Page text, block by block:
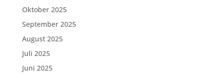
Oktober 2025
September 2025
August 2025
Juli 2025
Juni 2025